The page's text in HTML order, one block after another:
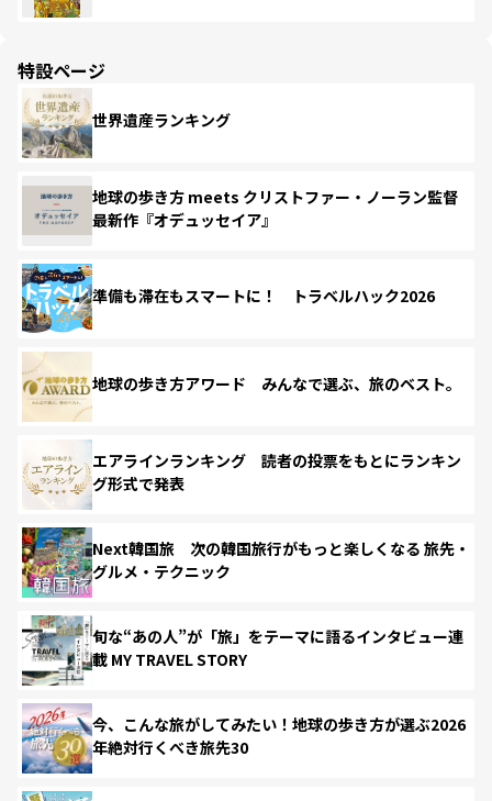
特設ページ
世界遺産ランキング
地球の歩き方 meets クリストファー・ノーラン監督
最新作『オデュッセイア』
準備も滞在もスマートに！ トラベルハック2026
地球の歩き方アワード みんなで選ぶ、旅のベスト。
エアラインランキング 読者の投票をもとにランキン
グ形式で発表
Next韓国旅 次の韓国旅行がもっと楽しくなる 旅先・
グルメ・テクニック
旬な“あの人”が「旅」をテーマに語るインタビュー連
載 MY TRAVEL STORY
今、こんな旅がしてみたい！地球の歩き方が選ぶ2026
年絶対行くべき旅先30